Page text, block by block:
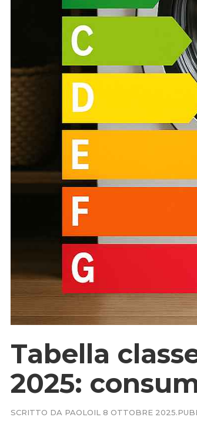
Tabella
2025:
SCRITTO DA PAOLOIL 8 OTTOBRE 2025.